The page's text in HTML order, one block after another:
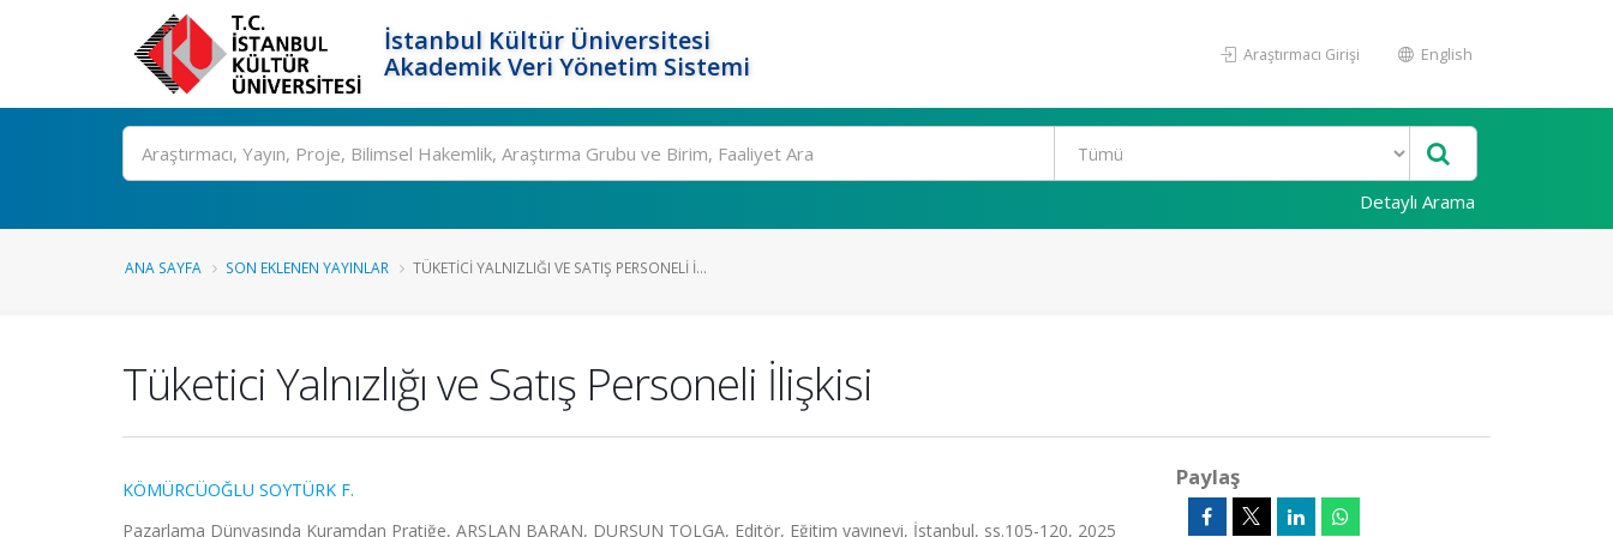
İstanbul Kültür Üniversitesi
Akademik Veri Yönetim Sistemi
Araştırmacı Girişi English
Ara
Detaylı Arama
ANA SAYFA SON EKLENEN YAYINLAR TÜKETICI YALNIZLIĞI VE SATIŞ PERSONELI İ...
Tüketici Yalnızlığı ve Satış Personeli İlişkisi
KÖMÜRCÜOĞLU SOYTÜRK F.
Pazarlama Dünyasında Kuramdan Pratiğe, ARSLAN BARAN, DURSUN TOLGA, Editör, Eğitim yayınevi, İstanbul, ss.105-120, 2025
Paylaş